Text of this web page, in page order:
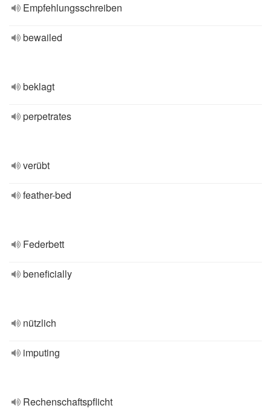
Empfehlungsschreiben
bewailed
beklagt
perpetrates
verübt
feather-bed
Federbett
beneficially
nützlich
imputing
Rechenschaftspflicht